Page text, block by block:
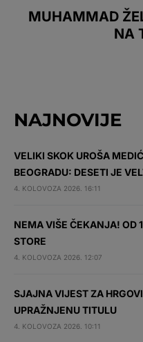
MUHAMMAD
NA
NAJNOVIJE
VELIKI SKOK UROŠA
BEOGRADU: DESETI JE
4. KOLOVOZA 2026. 16:11
NEMA VIŠE ČEKANJA! OD
STORE
4. KOLOVOZA 2026. 12:07
SJAJNA VIJEST ZA
UPRAŽNJENU TITULU
4. KOLOVOZA 2026. 10:11